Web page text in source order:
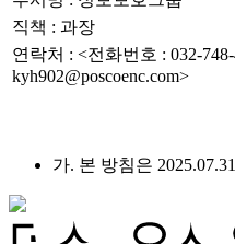
직책 : 과장
연락처 : <전화번호 : 032-
kyh902@poscoenc.com>
가. 본 방침은